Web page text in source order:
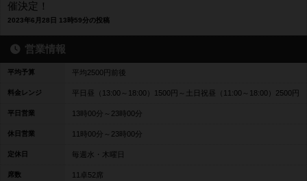
催決定！
2023年6月28日 13時59分の投稿
営業情報
平均予算 平均2500円前後
料金レンジ 平日昼（13:00～18:00）1500円～土日祝昼（11:00～18:00）2500円
平日営業 13時00分～23時00分
休日営業 11時00分～23時00分
定休日 毎週水・木曜日
席数 11卓52席